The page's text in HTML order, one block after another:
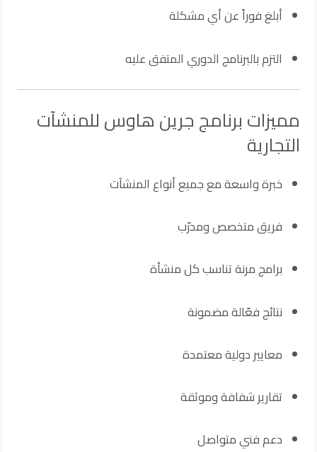
أبلغ فوراً عن أي مشكلة
التزم بالبرنامج الدوري المتفق عليه
مميزات برنامج جرين هاوس للمنشآت
التجارية
خبرة واسعة مع جميع أنواع المنشآت
فريق متخصص ومدرّب
برامج مرنة تناسب كل منشأة
نتائج فعّالة مضمونة
معايير دولية معتمدة
تقارير شفافة وموثقة
دعم فني متواصل